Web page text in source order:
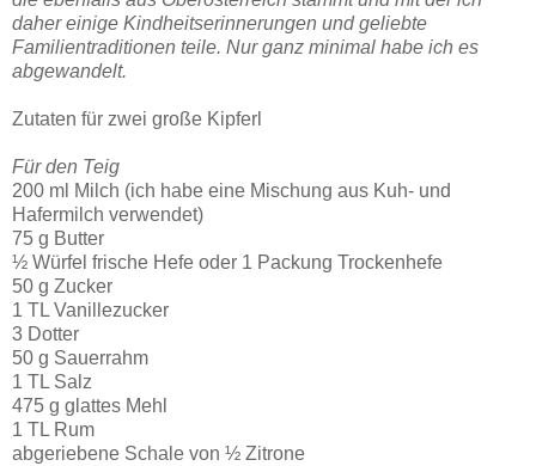
daher einige Kindheitserinnerungen und geliebte
Familientraditionen teile. Nur ganz minimal habe ich es
abgewandelt.
Zutaten für zwei große Kipferl
Für den Teig
200 ml Milch (ich habe eine Mischung aus Kuh- und
Hafermilch verwendet)
75 g Butter
½ Würfel frische Hefe oder 1 Packung Trockenhefe
50 g Zucker
1 TL Vanillezucker
3 Dotter
50 g Sauerrahm
1 TL Salz
475 g glattes Mehl
1 TL Rum
abgeriebene Schale von ½ Zitrone